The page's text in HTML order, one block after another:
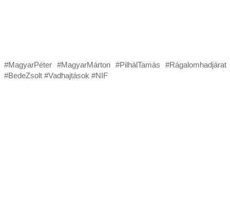
#MagyarPéter #MagyarMárton #PilhálTamás #Rágalomhadjárat
#BedeZsolt #Vadhajtások #NIF